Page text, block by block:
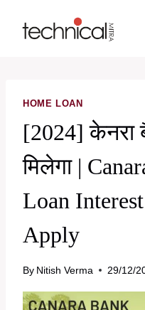
HOME LOAN
[2024] केनरा
मिलेगा |
Loan
Apply
By Nitish Verma 29/12/